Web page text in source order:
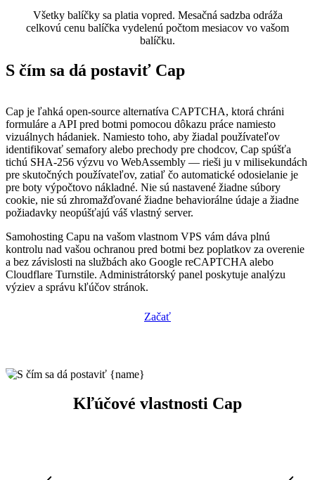
Všetky balíčky sa platia vopred. Mesačná sadzba odráža
celkovú cenu balíčka vydelenú počtom mesiacov vo vašom
balíčku.
S čím sa dá postaviť Cap
Cap je ľahká open-source alternatíva CAPTCHA, ktorá chráni
formuláre a API pred botmi pomocou dôkazu práce namiesto
vizuálnych hádaniek. Namiesto toho, aby žiadal používateľov
identifikovať semafory alebo prechody pre chodcov, Cap spúšťa
tichú SHA-256 výzvu vo WebAssembly — rieši ju v milisekundách
pre skutočných používateľov, zatiaľ čo automatické odosielanie je
pre boty výpočtovo nákladné. Nie sú nastavené žiadne súbory
cookie, nie sú zhromažďované žiadne behaviorálne údaje a žiadne
požiadavky neopúšťajú váš vlastný server.
Samohosting Capu na vašom vlastnom VPS vám dáva plnú
kontrolu nad vašou ochranou pred botmi bez poplatkov za overenie
a bez závislosti na službách ako Google reCAPTCHA alebo
Cloudflare Turnstile. Administrátorský panel poskytuje analýzu
výziev a správu kľúčov stránok.
Začať
Kľúčové vlastnosti Cap